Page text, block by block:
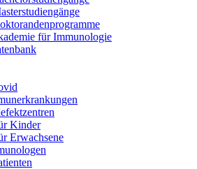
für Immunologie
Kinder
Erwachsene